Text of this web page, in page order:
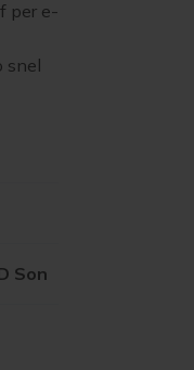
per e-
snel
Son